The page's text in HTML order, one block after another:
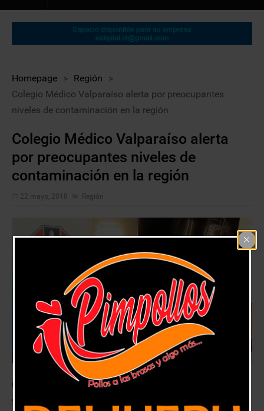
Homepage > Región
>
Colegio Médico Valparaíso alerta por preocupantes
niveles de contaminación en la región
Colegio Médico Valparaíso alerta
por preocupantes niveles de
contaminación en la región
22 mayo, 2018 Región
El gremio llamó a la autoridad a preocuparse de la salud de la población
y a las empresas a asumir la responsabilidad ética y el deber moral de